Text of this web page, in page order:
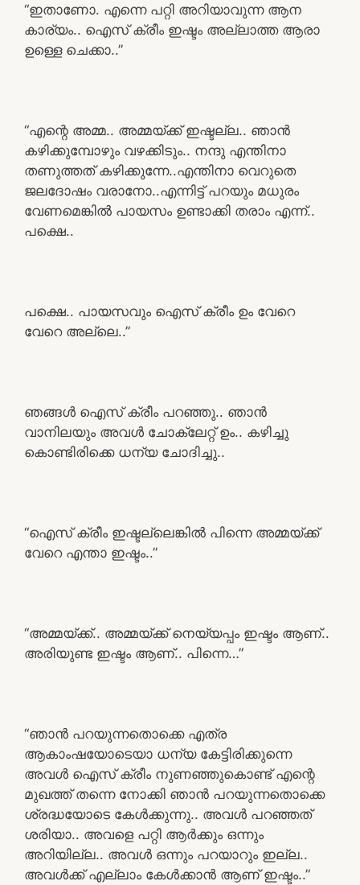
“ഇതാണോ. എന്നെ പറ്റി അറിയാവുന്ന ആന
കാര്യം.. ഐസ് ക്രീം ഇഷ്ടം അല്ലാത്ത ആരാ
ഉള്ളെ ചെക്കാ..”
“എന്റെ അമ്മ.. അമ്മയ്ക്ക് ഇഷ്ടല്ല.. ഞാൻ
കഴിക്കുമ്പോഴും വഴക്കിടും.. നന്ദു എന്തിനാ
തണുത്തത് കഴിക്കുന്നേ..എന്തിനാ വെറുതെ
ജലദോഷം വരാനോ..എന്നിട്ട് പറയും മധുരം
വേണമെങ്കിൽ പായസം ഉണ്ടാക്കി തരാം എന്ന്..
പക്ഷെ..
പക്ഷെ.. പായസവും ഐസ് ക്രീം ഉം വേറെ
വേറെ അല്ലെ..”
ഞങ്ങൾ ഐസ് ക്രീം പറഞ്ഞു.. ഞാൻ
വാനിലയും അവൾ ചോക്ലേറ്റ് ഉം.. കഴിച്ചു
കൊണ്ടിരിക്കെ ധന്യ ചോദിച്ചു..
“ഐസ് ക്രീം ഇഷ്ടല്ലെങ്കിൽ പിന്നെ അമ്മയ്ക്ക്
വേറെ എന്താ ഇഷ്ടം..”
“അമ്മയ്ക്ക്.. അമ്മയ്ക്ക് നെയ്യപ്പം ഇഷ്ടം ആണ്..
അരിയുണ്ട ഇഷ്ടം ആണ്.. പിന്നെ…”
“ഞാൻ പറയുന്നതൊക്കെ എത്ര
ആകാംഷയോടെയാ ധന്യ കേട്ടിരിക്കുന്നെ
അവൾ ഐസ് ക്രീം നുണഞ്ഞുകൊണ്ട് എന്റെ
മുഖത്ത് തന്നെ നോക്കി ഞാൻ പറയുന്നതൊക്കെ
ശ്രദ്ധയോടെ കേൾക്കുന്നു.. അവൾ പറഞ്ഞത്
ശരിയാ.. അവളെ പറ്റി ആർക്കും ഒന്നും
അറിയില്ല.. അവൾ ഒന്നും പറയാറും ഇല്ല..
അവൾക്ക് എല്ലാം കേൾക്കാൻ ആണ് ഇഷ്ടം..”